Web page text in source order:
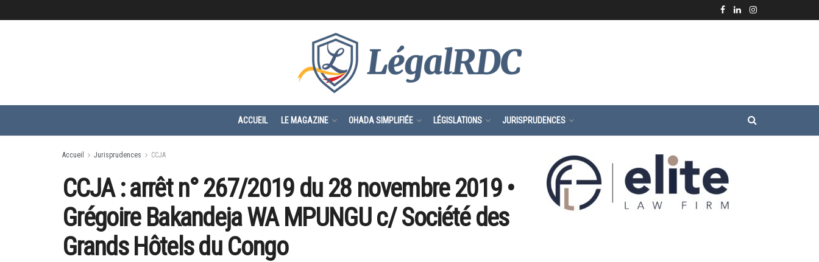
ACCUEIL LE MAGAZINE OHADA SIMPLIFIÉE LÉGISLATIONS JURISPRUDENCES
Accueil Jurisprudences CCJA
CCJA : arrêt n° 267/2019 du 28 novembre 2019 •
Grégoire Bakandeja WA MPUNGU c/ Société des
Grands Hôtels du Congo